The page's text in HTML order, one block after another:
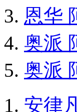
恩华
奥派
奥派
安律